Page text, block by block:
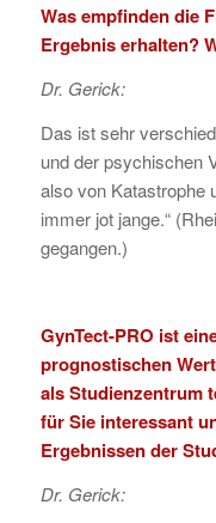
Was empfinden die
Ergebnis erhalten?
Dr. Gerick:
Das ist sehr
und der psychischen
also von Katastrophe
immer jot jange.“
gegangen.)
GynTect-PRO ist
prognostischen
als Studienzentrum
für Sie interessant
Ergebnissen der
Dr. Gerick: